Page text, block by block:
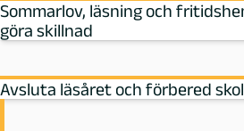
Sommarlov, läsning och
göra skillnad
Avsluta läsåret och förbered